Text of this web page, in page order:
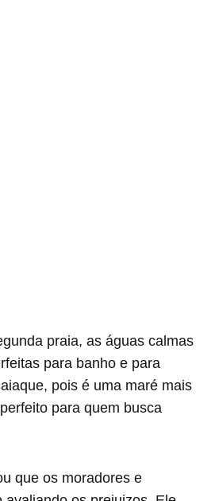
praia, as águas calmas
para banho e para
pois é uma maré mais
para quem busca
que os moradores e